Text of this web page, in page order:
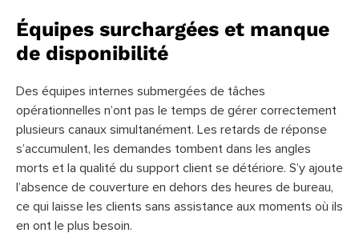
Équipes surchargées et manque
de disponibilité
Des équipes internes submergées de tâches
opérationnelles n’ont pas le temps de gérer correctement
plusieurs canaux simultanément. Les retards de réponse
s’accumulent, les demandes tombent dans les angles
morts et la qualité du support client se détériore. S’y ajoute
l’absence de couverture en dehors des heures de bureau,
ce qui laisse les clients sans assistance aux moments où ils
en ont le plus besoin.